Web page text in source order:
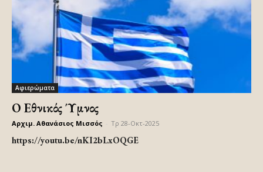
Αφιερώματα
Ο Εθνικός Ύμνος
Αρχιμ. Αθανάσιος Μισσός Τρ 28-Οκτ-2025
https://youtu.be/nKI2bLxOQGE